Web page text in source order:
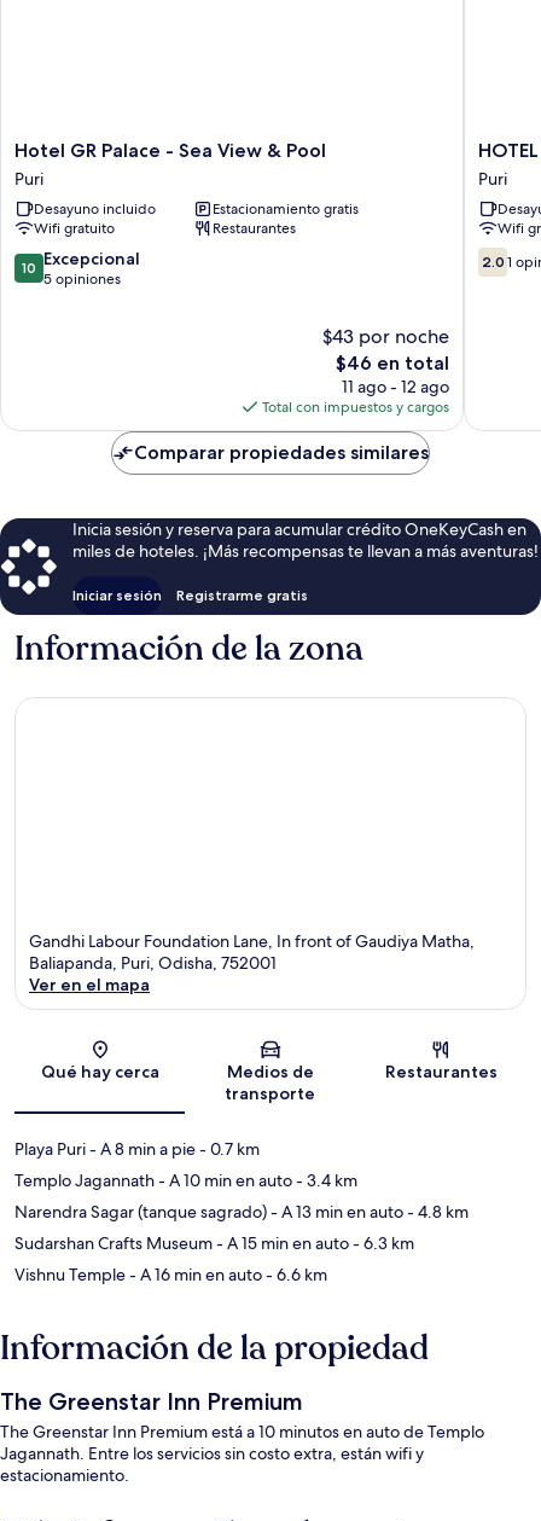
Hotel
GR
Palace
-
Sea
View
&
Hotel GR Palace - Sea View & Pool
Puri
Desayuno incluido
Estacionamiento gratis
Wifi gratuito
Restaurantes
10.0
de
10 Excepcional
5 opiniones
$43 por noche
El
precio
actual
es
de
$46
$46 en total
11 ago - 12 ago
Total con impuestos y cargos
HOTEL
PUSHPA
A
Berries
Group
of
Hotels
Puri
Wifi
2.0
de
2.0 1
Comparar propiedades similares
Inicia sesión y reserva para acumular crédito OneKeyCash en
miles de hoteles. ¡Más recompensas te llevan a más aventuras!
Iniciar sesión Registrarme gratis
Información de la zona
Gandhi Labour Foundation Lane, In front of Gaudiya Matha,
Baliapanda, Puri, Odisha, 752001
Ver en el mapa
Qué hay cerca
Medios de
transporte
Restaurantes
Playa Puri- A 8 min a pie- 0.7 km
Templo Jagannath- A 10 min en auto- 3.4 km
Narendra Sagar (tanque sagrado)- A 13 min en auto- 4.8 km
Sudarshan Crafts Museum- A 15 min en auto- 6.3 km
Vishnu Temple- A 16 min en auto- 6.6 km
Información de la propiedad
The Greenstar Inn Premium
The Greenstar Inn Premium está a 10 minutos en auto de Templo
Jagannath. Entre los servicios sin costo extra, están wifi y
estacionamiento.